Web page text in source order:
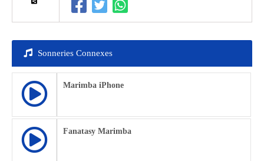
Sonneries Connexes
Marimba iPhone
Fanatasy Marimba